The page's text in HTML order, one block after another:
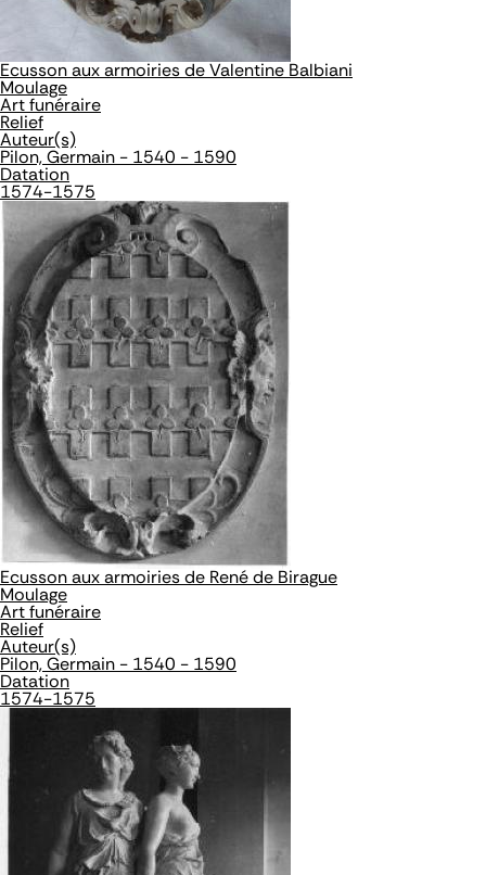
Ecusson aux armoiries de Valentine Balbiani
Moulage
Art funéraire
Relief
Auteur(s)
Pilon, Germain - 1540 - 1590
Datation
1574-1575
Ecusson aux armoiries de René de Birague
Moulage
Art funéraire
Relief
Auteur(s)
Pilon, Germain - 1540 - 1590
Datation
1574-1575